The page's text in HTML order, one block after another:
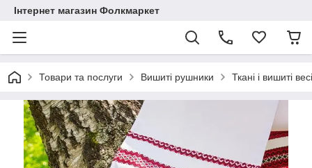
Інтернет магазин Фолкмаркет
Товари та послуги Вишиті рушники Ткані і вишиті